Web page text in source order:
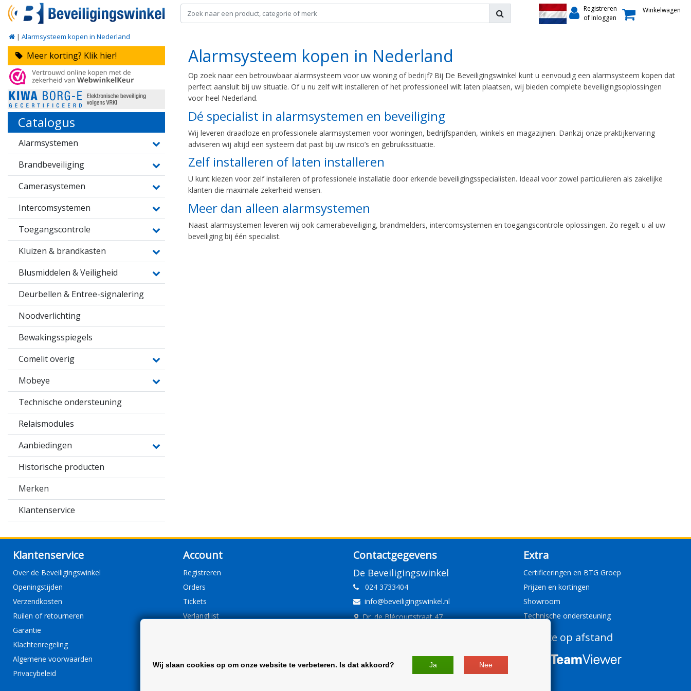
Registreren
of Inloggen
Winkelwagen
| Alarmsysteem kopen in Nederland
Meer korting? Klik hier!
Catalogus
Alarmsystemen
Brandbeveiliging
Camerasystemen
Intercomsystemen
Toegangscontrole
Kluizen & brandkasten
Blusmiddelen & Veiligheid
Deurbellen & Entree-signalering
Noodverlichting
Bewakingsspiegels
Comelit overig
Mobeye
Technische ondersteuning
Relaismodules
Aanbiedingen
Historische producten
Merken
Klantenservice
Alarmsysteem kopen in Nederland
Op zoek naar een betrouwbaar alarmsysteem voor uw woning of bedrijf? Bij De Beveiligingswinkel kunt u eenvoudig een alarmsysteem kopen dat
perfect aansluit bij uw situatie. Of u nu zelf wilt installeren of het professioneel wilt laten plaatsen, wij bieden complete beveiligingsoplossingen
voor heel Nederland.
Dé specialist in alarmsystemen en beveiliging
Wij leveren draadloze en professionele alarmsystemen voor woningen, bedrijfspanden, winkels en magazijnen. Dankzij onze praktijkervaring
adviseren wij altijd een systeem dat past bij uw risico’s en gebruikssituatie.
Zelf installeren of laten installeren
U kunt kiezen voor zelf installeren of professionele installatie door erkende beveiligingsspecialisten. Ideaal voor zowel particulieren als zakelijke
klanten die maximale zekerheid wensen.
Meer dan alleen alarmsystemen
Naast alarmsystemen leveren wij ook camerabeveiliging, brandmelders, intercomsystemen en toegangscontrole oplossingen. Zo regelt u al uw
beveiliging bij één specialist.
Klantenservice
Over de Beveiligingswinkel
Openingstijden
Verzendkosten
Ruilen of retourneren
Garantie
Klachtenregeling
Algemene voorwaarden
Privacybeleid
Account
Registreren
Orders
Tickets
Verlanglijst
Contactgegevens
De Beveiligingswinkel
024 3733404
info@beveiligingswinkel.nl
Dr. de Blécourtstraat 47
BTW: NL 81.60.68.707.B01
Extra
Certificeringen en BTG Groep
Prijzen en kortingen
Showroom
Technische ondersteuning
Service op afstand
Wij slaan cookies op om onze website te verbeteren. Is dat akkoord? Ja Nee